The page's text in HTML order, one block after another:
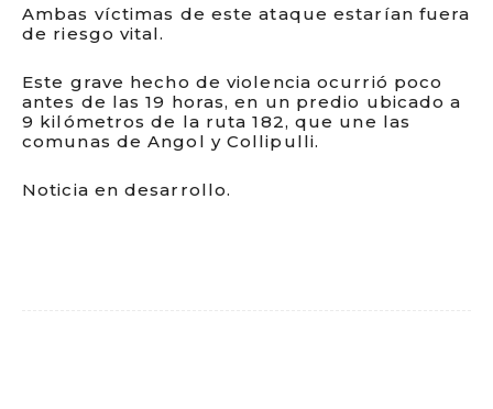
Ambas víctimas de este ataque estarían fuera
de riesgo vital.
Este grave hecho de violencia ocurrió poco
antes de las 19 horas, en un predio ubicado a
9 kilómetros de la ruta 182, que une las
comunas de Angol y Collipulli.
Noticia en desarrollo.